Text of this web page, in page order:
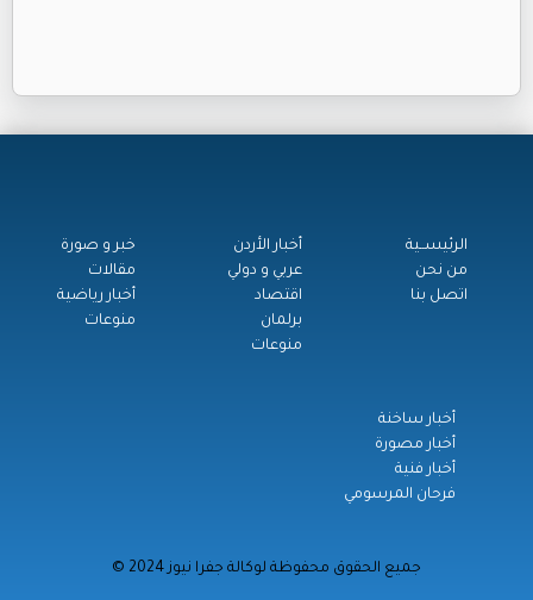
الرئيســية
من نحن
اتصل بنا
أخبار الأردن
عربي و دولي
اقتصاد
برلمان
منوعات
خبر و صورة
مقالات
أخبار رياضية
منوعات
أخبار ساخنة
أخبار مصورة
أخبار فنية
فرحان المرسومي
© جميع الحقوق محفوظة لوكالة جفرا نيوز 2024